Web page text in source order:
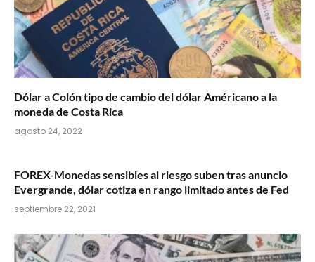
Dólar a Colón tipo de cambio del dólar Américano a la
moneda de Costa Rica
agosto 24, 2022
FOREX-Monedas sensibles al riesgo suben tras anuncio
Evergrande, dólar cotiza en rango limitado antes de Fed
septiembre 22, 2021